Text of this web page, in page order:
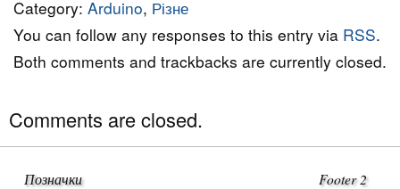
Category: Arduino, Різне
You can follow any responses to this entry via RSS.
Both comments and trackbacks are currently closed.
Comments are closed.
Позначки Footer 2